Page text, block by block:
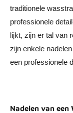
traditionele
professionele
lijkt, zijn er tal van
zijn enkele
een professionele
Nadelen van een